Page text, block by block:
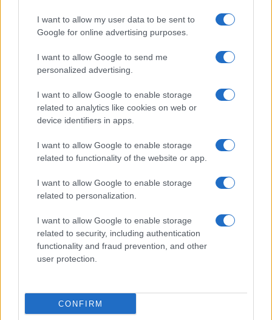
I want to allow my user data to be sent to
Google for online advertising purposes.
I want to allow Google to send me
personalized advertising.
I want to allow Google to enable storage
related to analytics like cookies on web or
device identifiers in apps.
I want to allow Google to enable storage
related to functionality of the website or app.
I want to allow Google to enable storage
related to personalization.
I want to allow Google to enable storage
related to security, including authentication
functionality and fraud prevention, and other
user protection.
CONFIRM
À lire aussi
Réparations automobiles 2025: le guide malin pour réduire la
facture
AUTOMOBILE